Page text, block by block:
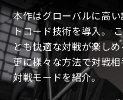
本作はグローバルに高
トコード技術を導入。
とも快適な対戦が楽しめ
更に様々な方法で対戦
対戦モードを紹介。